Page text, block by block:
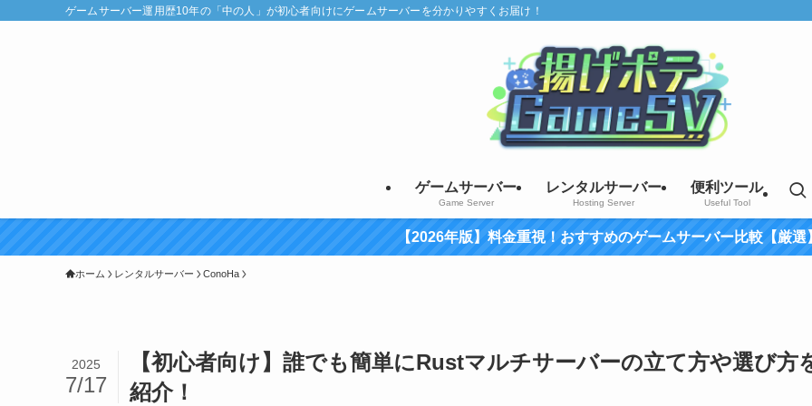
ゲームサーバー運用歴10年の「中の人」が初心者向けにゲームサーバーを分かりやすくお届け！
ゲームサーバー
Game Server
レンタルサーバー
Hosting Server
便利ツール
Useful Tool
【2026年版】料金重視！おすすめのゲームサーバー比較【厳選
ホーム レンタルサーバー ConoHa
【初心者向け】誰でも簡単にRustマルチサーバーの立て方や選び方
紹介！
2025
7/17